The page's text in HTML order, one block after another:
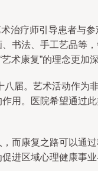
治疗师引导患者与
书法、手工艺品等
术康复”的理念更加深
八届。艺术活动作为
用。医院希望通过
而康复之路可以通
进区域心理健康事